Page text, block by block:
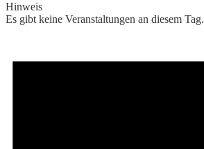
Hinweis
Es gibt keine Veranstaltungen an diesem Tag.